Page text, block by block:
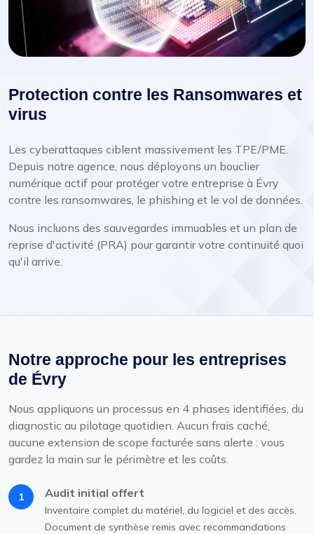
Protection contre les Ransomwares et
virus
Les cyberattaques ciblent massivement les TPE/PME.
Depuis notre agence, nous déployons un bouclier
numérique actif pour protéger votre entreprise à Évry
contre les ransomwares, le phishing et le vol de données.
Nous incluons des sauvegardes immuables et un plan de
reprise d'activité (PRA) pour garantir votre continuité quoi
qu'il arrive.
Notre approche pour les entreprises
de Évry
Nous appliquons un processus en 4 phases identifiées, du
diagnostic au pilotage quotidien. Aucun frais caché,
aucune extension de scope facturée sans alerte : vous
gardez la main sur le périmètre et les coûts.
1 Audit initial offert
Inventaire complet du matériel, du logiciel et des accès.
Document de synthèse remis avec recommandations